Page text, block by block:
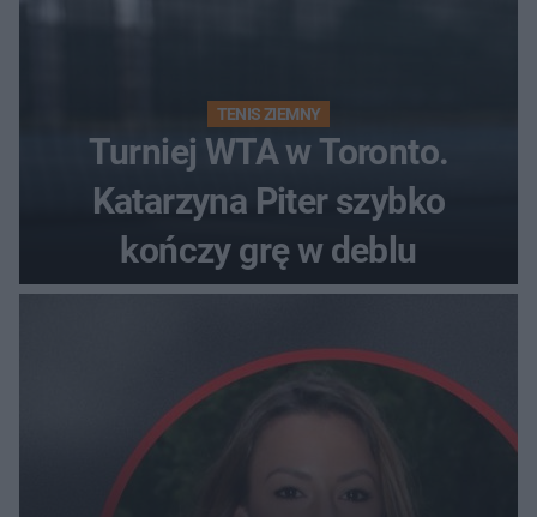
TENIS ZIEMNY
Turniej WTA w Toronto.
Katarzyna Piter szybko
kończy grę w deblu